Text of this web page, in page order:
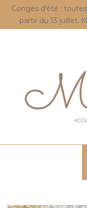
Congés d'été :
partir du 13 juillet.